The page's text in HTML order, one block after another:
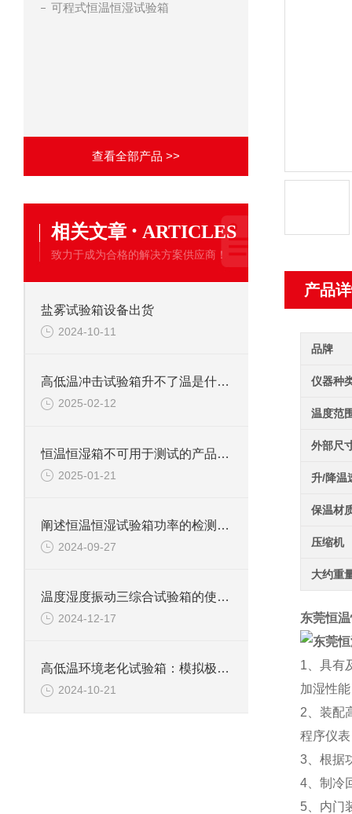
可程式恒温恒湿试验箱
查看全部产品 >>
相关文章 · ARTICLES
致力于成为合格的解决方案供应商！
盐雾试验箱设备出货
2024-10-11
高低温冲击试验箱升不了温是什么问题？
2025-02-12
恒温恒湿箱不可用于测试的产品详解
2025-01-21
阐述恒温恒湿试验箱功率的检测方法
2024-09-27
温度湿度振动三综合试验箱的使用规则与维护指南
2024-12-17
高低温环境老化试验箱：模拟极限环境的测试利器
2024-10-21
产品
品牌
仪器种
温度范
外部尺
升/降温
保温材
压缩机
大约重
东莞恒
1、具有
加湿性
2、装配
程序仪
3、根据
4、制冷
5、内门